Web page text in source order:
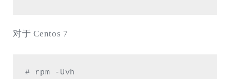
对于 Centos 7
# rpm -Uvh